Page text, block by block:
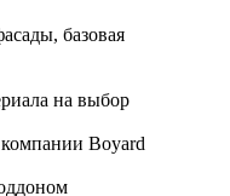
базовая
на выбор
Boyard